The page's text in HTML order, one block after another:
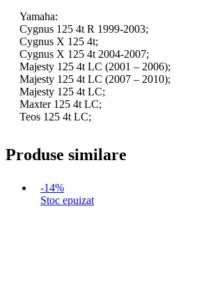
Yamaha:
Cygnus 125 4t R 1999-2003;
Cygnus X 125 4t;
Cygnus X 125 4t 2004-2007;
Majesty 125 4t LC (2001 – 2006);
Majesty 125 4t LC (2007 – 2010);
Majesty 125 4t LC;
Maxter 125 4t LC;
Teos 125 4t LC;
Produse similare
-14%
Stoc epuizat